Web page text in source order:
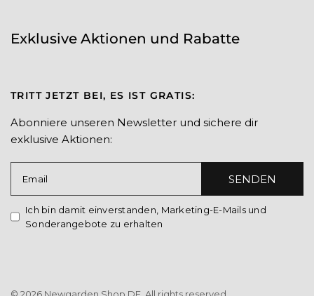
Exklusive Aktionen und Rabatte
TRITT JETZT BEI, ES IST GRATIS:
Abonniere unseren Newsletter und sichere dir
exklusive Aktionen:
Email SENDEN
Ich bin damit einverstanden, Marketing-E-Mails und
Sonderangebote zu erhalten